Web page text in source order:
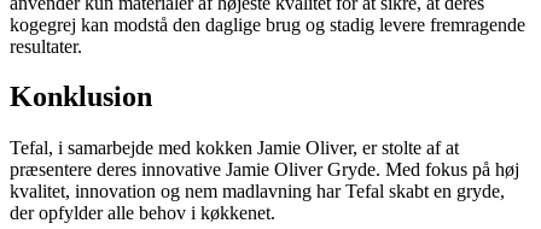
kogegrej kan modstå den daglige brug og stadig levere fremragende
resultater.
Konklusion
Tefal, i samarbejde med kokken Jamie Oliver, er stolte af at
præsentere deres innovative Jamie Oliver Gryde. Med fokus på høj
kvalitet, innovation og nem madlavning har Tefal skabt en gryde,
der opfylder alle behov i køkkenet.